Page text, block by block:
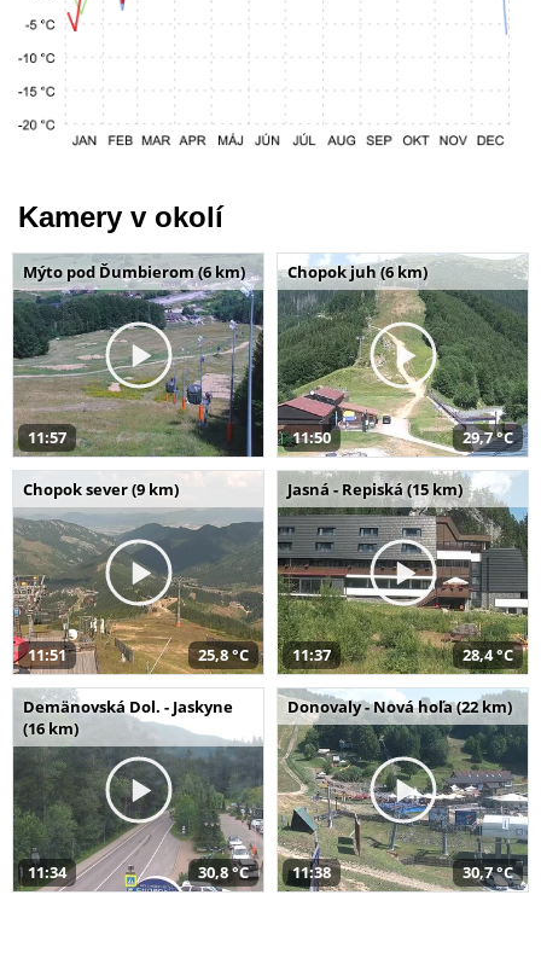
Kamery v okolí
Mýto pod Ďumbierom (6 km)
11:57
Chopok juh (6 km)
11:50 29,7 °C
Chopok sever (9 km)
11:51 25,8 °C
Jasná - Repiská (15 km)
11:37 28,4 °C
Demänovská Dol. - Jaskyne
(16 km)
11:34 30,8 °C
Donovaly - Nová hoľa (22 km)
11:38 30,7 °C